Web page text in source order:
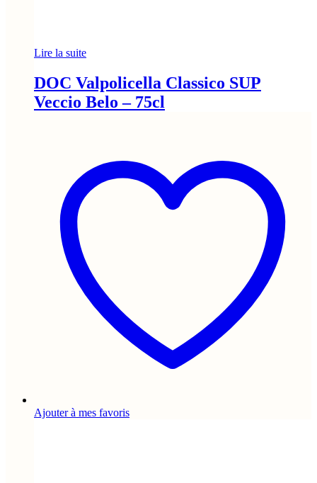
Lire la suite
DOC Valpolicella Classico SUP
Veccio Belo – 75cl
Ajouter à mes favoris